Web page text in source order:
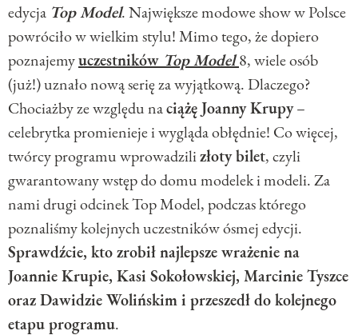
edycja Top Model. Największe modowe show w Polsce
powróciło w wielkim stylu! Mimo tego, że dopiero
poznajemyuczestników Top Model 8, wiele osób
(już!) uznało nową serię za wyjątkową. Dlaczego?
Chociażby ze względu naciążę Joanny Krupy–
celebrytka promienieje i wygląda obłędnie! Co więcej,
twórcy programu wprowadzilizłoty bilet, czyli
gwarantowany wstęp do domu modelek i modeli. Za
nami drugi odcinek Top Model, podczas którego
poznaliśmy kolejnych uczestników ósmej edycji.
Sprawdźcie, kto zrobił najlepsze wrażenie na
Joannie Krupie, Kasi Sokołowskiej, Marcinie Tyszce
oraz Dawidzie Wolińskim i przeszedł do kolejnego
etapu programu.